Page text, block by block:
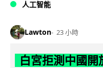
人工智能
Lawton 23 小時
白宮拒測中國開